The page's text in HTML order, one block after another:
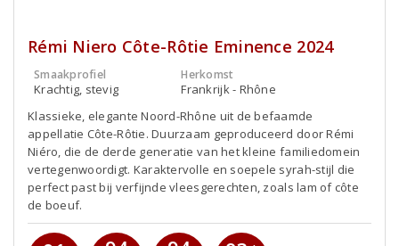
Rémi Niero Côte-Rôtie Eminence 2024
Smaakprofiel
Krachtig, stevig
Herkomst
Frankrijk - Rhône
Klassieke, elegante Noord-Rhône uit de befaamde
appellatie Côte-Rôtie. Duurzaam geproduceerd door Rémi
Niéro, die de derde generatie van het kleine familiedomein
vertegenwoordigt. Karaktervolle en soepele syrah-stijl die
perfect past bij verfijnde vleesgerechten, zoals lam of côte
de boeuf.